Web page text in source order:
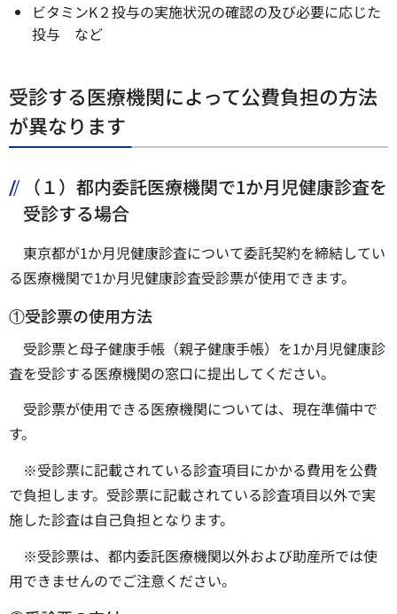
ビタミンK２投与の実施状況の確認の及び必要に応じた
投与 など
受診する医療機関によって公費負担の方法
が異なります
（１）都内委託医療機関で1か月児健康診査を
受診する場合
東京都が1か月児健康診査について委託契約を締結してい
る医療機関で1か月児健康診査受診票が使用できます。
①受診票の使用方法
受診票と母子健康手帳（親子健康手帳）を1か月児健康診
査を受診する医療機関の窓口に提出してください。
受診票が使用できる医療機関については、現在準備中で
す。
※受診票に記載されている診査項目にかかる費用を公費
で負担します。受診票に記載されている診査項目以外で実
施した診査は自己負担となります。
※受診票は、都内委託医療機関以外および助産所では使
用できませんのでご注意ください。